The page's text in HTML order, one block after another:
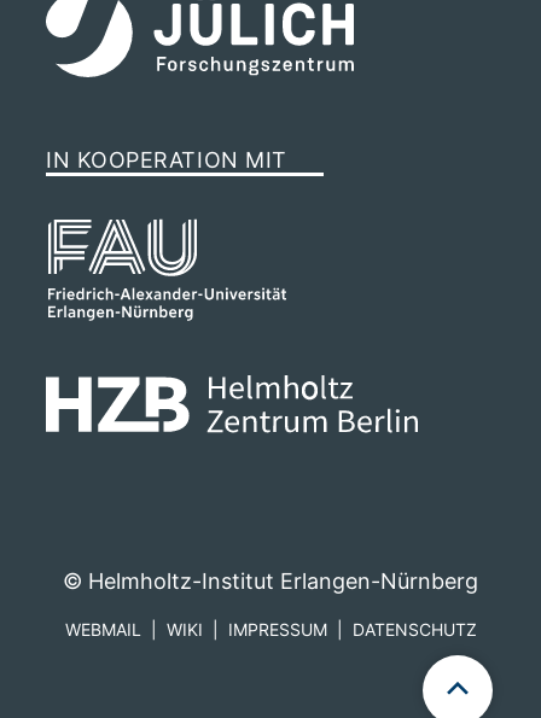
IN KOOPERATION MIT
© Helmholtz-Institut Erlangen-Nürnberg
WEBMAIL WIKI IMPRESSUM DATENSCHUTZ